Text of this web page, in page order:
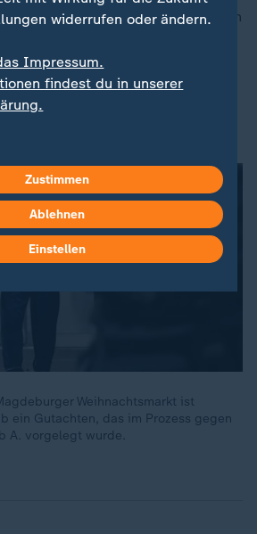
Menschen gezielt überfahren
warf A. vor,
Reue, Bedauern oder Einsicht"
Auftritt des aus Saudi-Arabien
im Prozess immer wieder wirr
durchzogen.
Weihnachtsmarkt ist
ein Gutachten, das im Prozess gegen
A. vorgelegt wurde.
widerrufen oder ändern.
Impressum.
findest du in unserer
Zustimmen
Ablehnen
Einstellen